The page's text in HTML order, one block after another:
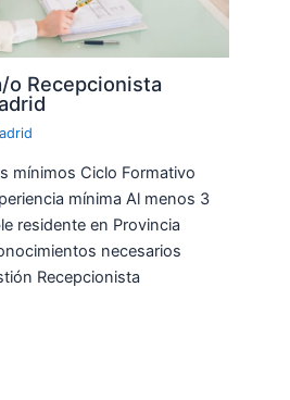
Recepcionista
mínimos Ciclo Formativo
mínima Al menos 3
residente en Provincia
necesarios
Recepcionista